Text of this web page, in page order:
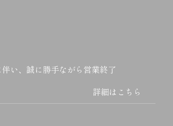
い、誠に勝手ながら営業終了
詳細はこちら